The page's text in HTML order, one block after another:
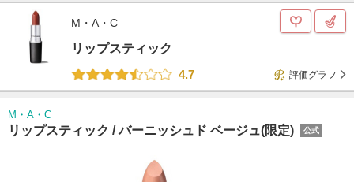
M・A・C
リップスティック
4.7
評価グラフ
M・A・C
リップスティック /バーニッシュド ベージュ(限定) 公式